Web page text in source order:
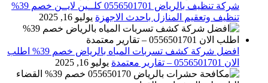
شركة تنظيف بالرياض 0556501701 كلــين لايــن خصم 39%
تنظيف وتعقيم المنازل باحدث الاجهزة يوليو 16, 2025
افضل شركة كشف تسربات المياه بالرياض خصم 39% اطلب
الان 0556501701‬‏ – تقارير معتمدة
يوليو 16, 2025